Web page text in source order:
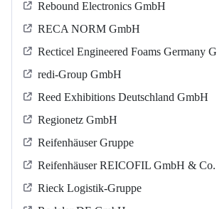
Rebound Electronics GmbH
RECA NORM GmbH
Recticel Engineered Foams Germany
redi-Group GmbH
Reed Exhibitions Deutschland GmbH
Regionetz GmbH
Reifenhäuser Gruppe
Reifenhäuser REICOFIL GmbH &
Rieck Logistik-Gruppe